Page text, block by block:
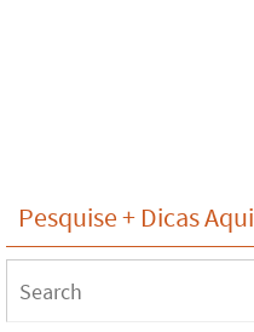
Pesquise + Dicas Aqui